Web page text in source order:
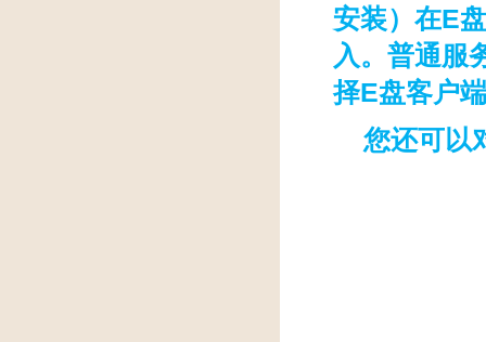
安装）在E
入。普通服
择E盘客户
您还可以